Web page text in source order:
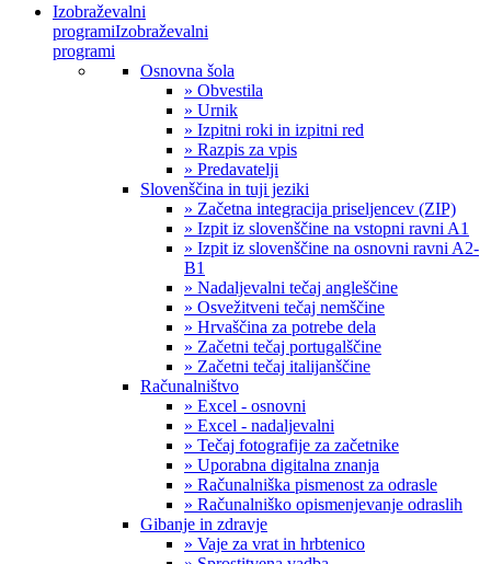
Izobraževalni
programiIzobraževalni
programi
Osnovna šola
» Obvestila
» Urnik
» Izpitni roki in izpitni red
» Razpis za vpis
» Predavatelji
Slovenščina in tuji jeziki
» Začetna integracija priseljencev (ZIP)
» Izpit iz slovenščine na vstopni ravni A1
» Izpit iz slovenščine na osnovni ravni A2-
B1
» Nadaljevalni tečaj angleščine
» Osvežitveni tečaj nemščine
» Hrvaščina za potrebe dela
» Začetni tečaj portugalščine
» Začetni tečaj italijanščine
Računalništvo
» Excel - osnovni
» Excel - nadaljevalni
» Tečaj fotografije za začetnike
» Uporabna digitalna znanja
» Računalniška pismenost za odrasle
» Računalniško opismenjevanje odraslih
Gibanje in zdravje
» Vaje za vrat in hrbtenico